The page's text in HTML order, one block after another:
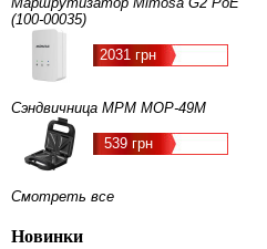
(100-00035)
2031 грн
Сэндвичница MPM MOP-49M
539 грн
Смотреть все
Новинки